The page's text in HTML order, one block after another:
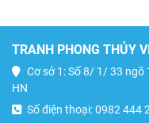
TRANH PHONG THỦY
Cơ sở 1: Số 8/ 1/ 33 ngõ
HN
Số điện thoại: 0982 444